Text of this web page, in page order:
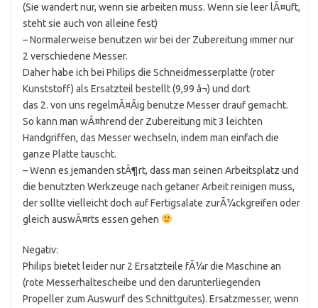
(Sie wandert nur, wenn sie arbeiten muss. Wenn sie leer lÃ¤uft,
steht sie auch von alleine fest)
– Normalerweise benutzen wir bei der Zubereitung immer nur
2 verschiedene Messer.
Daher habe ich bei Philips die Schneidmesserplatte (roter
Kunststoff) als Ersatzteil bestellt (9,99 â¬) und dort
das 2. von uns regelmÃ¤Ãig benutze Messer drauf gemacht.
So kann man wÃ¤hrend der Zubereitung mit 3 leichten
Handgriffen, das Messer wechseln, indem man einfach die
ganze Platte tauscht.
– Wenn es jemanden stÃ¶rt, dass man seinen Arbeitsplatz und
die benutzten Werkzeuge nach getaner Arbeit reinigen muss,
der sollte vielleicht doch auf Fertigsalate zurÃ¼ckgreifen oder
gleich auswÃ¤rts essen gehen
Negativ:
Philips bietet leider nur 2 Ersatzteile fÃ¼r die Maschine an
(rote Messerhaltescheibe und den darunterliegenden
Propeller zum Auswurf des Schnittgutes). Ersatzmesser, wenn